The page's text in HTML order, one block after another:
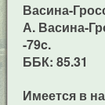
Васина-
А. Васина-
-79c.
ББК: 85.31
Имеется в